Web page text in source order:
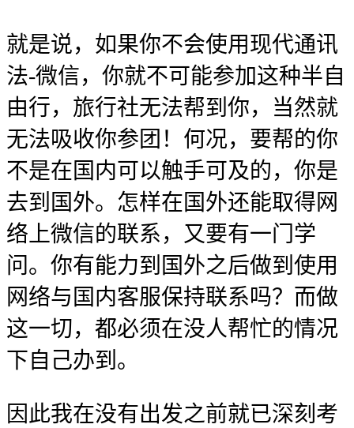
就是说，如果你不会使用现代通讯
法-微信，你就不可能参加这种半自
由行，旅行社无法帮到你，当然就
无法吸收你参团！何况，要帮的你
不是在国内可以触手可及的，你是
去到国外。怎样在国外还能取得网
络上微信的联系，又要有一门学
问。你有能力到国外之后做到使用
网络与国内客服保持联系吗？而做
这一切，都必须在没人帮忙的情况
下自己办到。
因此我在没有出发之前就已深刻考